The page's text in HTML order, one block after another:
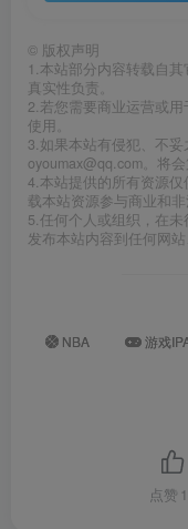
© 版权声明
1.本站部分内容转载自
真实性负责。
2.若您需要商业运营或
使用。
3.如果本站有侵犯、不
oyoumax@qq.com。将
4.本站提供的所有资源
载本站资源参与商业和非
5.任何个人或组织，在未
发布本站内容到任何网站
NBA 游戏
点赞